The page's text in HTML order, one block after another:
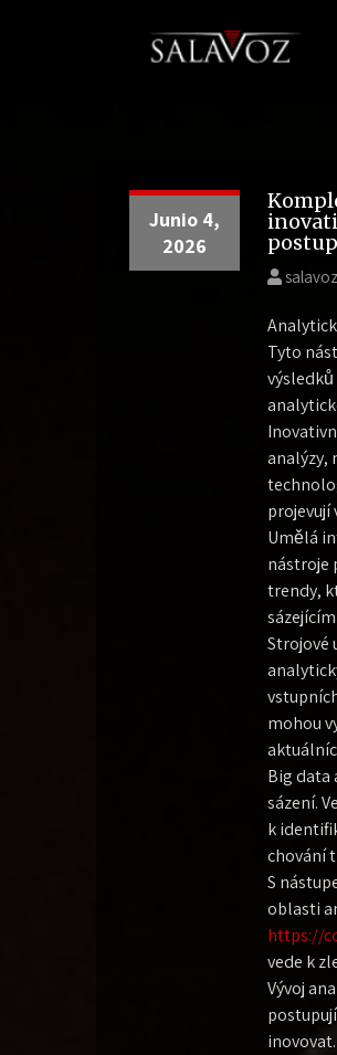
Junio 4,
2026
salavoz
Tyto
analýzy,
projevují
Umělá
nástroje
trendy,
Strojové
mohou
Big data
sázení.
k
chování
S
oblasti
https://
vede k
Vývoj